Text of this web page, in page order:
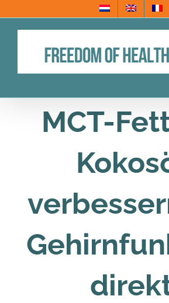
to
MCT-